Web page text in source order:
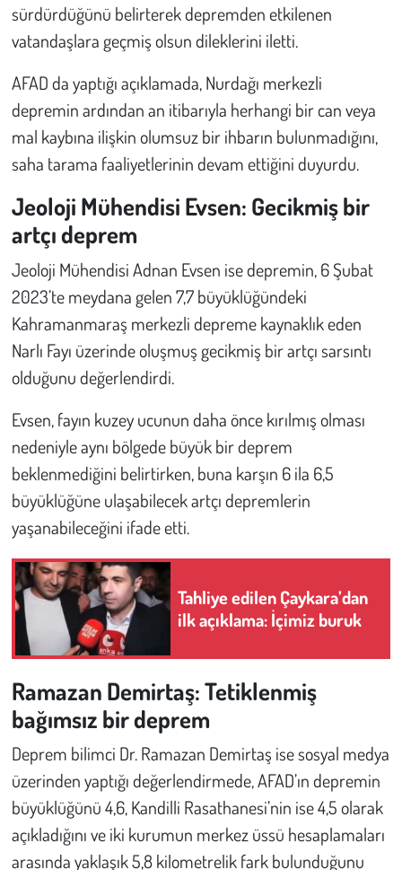
sürdürdüğünü belirterek depremden etkilenen
vatandaşlara geçmiş olsun dileklerini iletti.
AFAD da yaptığı açıklamada, Nurdağı merkezli
depremin ardından an itibarıyla herhangi bir can veya
mal kaybına ilişkin olumsuz bir ihbarın bulunmadığını,
saha tarama faaliyetlerinin devam ettiğini duyurdu.
Jeoloji Mühendisi Evsen: Gecikmiş bir
artçı deprem
Jeoloji Mühendisi Adnan Evsen ise depremin, 6 Şubat
2023’te meydana gelen 7,7 büyüklüğündeki
Kahramanmaraş merkezli depreme kaynaklık eden
Narlı Fayı üzerinde oluşmuş gecikmiş bir artçı sarsıntı
olduğunu değerlendirdi.
Evsen, fayın kuzey ucunun daha önce kırılmış olması
nedeniyle aynı bölgede büyük bir deprem
beklenmediğini belirtirken, buna karşın 6 ila 6,5
büyüklüğüne ulaşabilecek artçı depremlerin
yaşanabileceğini ifade etti.
Tahliye edilen Çaykara’dan
ilk açıklama: İçimiz buruk
Ramazan Demirtaş: Tetiklenmiş
bağımsız bir deprem
Deprem bilimci Dr. Ramazan Demirtaş ise sosyal medya
üzerinden yaptığı değerlendirmede, AFAD’ın depremin
büyüklüğünü 4,6, Kandilli Rasathanesi’nin ise 4,5 olarak
açıkladığını ve iki kurumun merkez üssü hesaplamaları
arasında yaklaşık 5,8 kilometrelik fark bulunduğunu